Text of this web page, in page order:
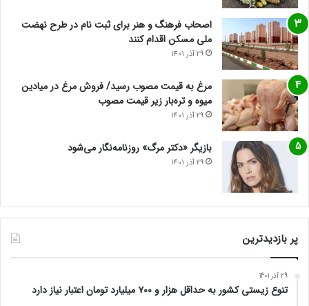
اصحاب فرهنگ و هنر برای ثبت نام در طرح نهضت
ملی مسکن اقدام کنند
29 آذر 1401
مرغ به قیمت مصوب رسید/ فروش مرغ در میادین
میوه و تره‌بار زیر قیمت مصوب
29 آذر 1401
بازیگر «دکتر مرگ» روزنامه‌نگار می‌شود
29 آذر 1401
پر بازدیدترین
29 آذر 1401
تنوع زیستی کشور به حداقل هزار و ۷۰۰ میلیارد تومان اعتبار نیاز دارد